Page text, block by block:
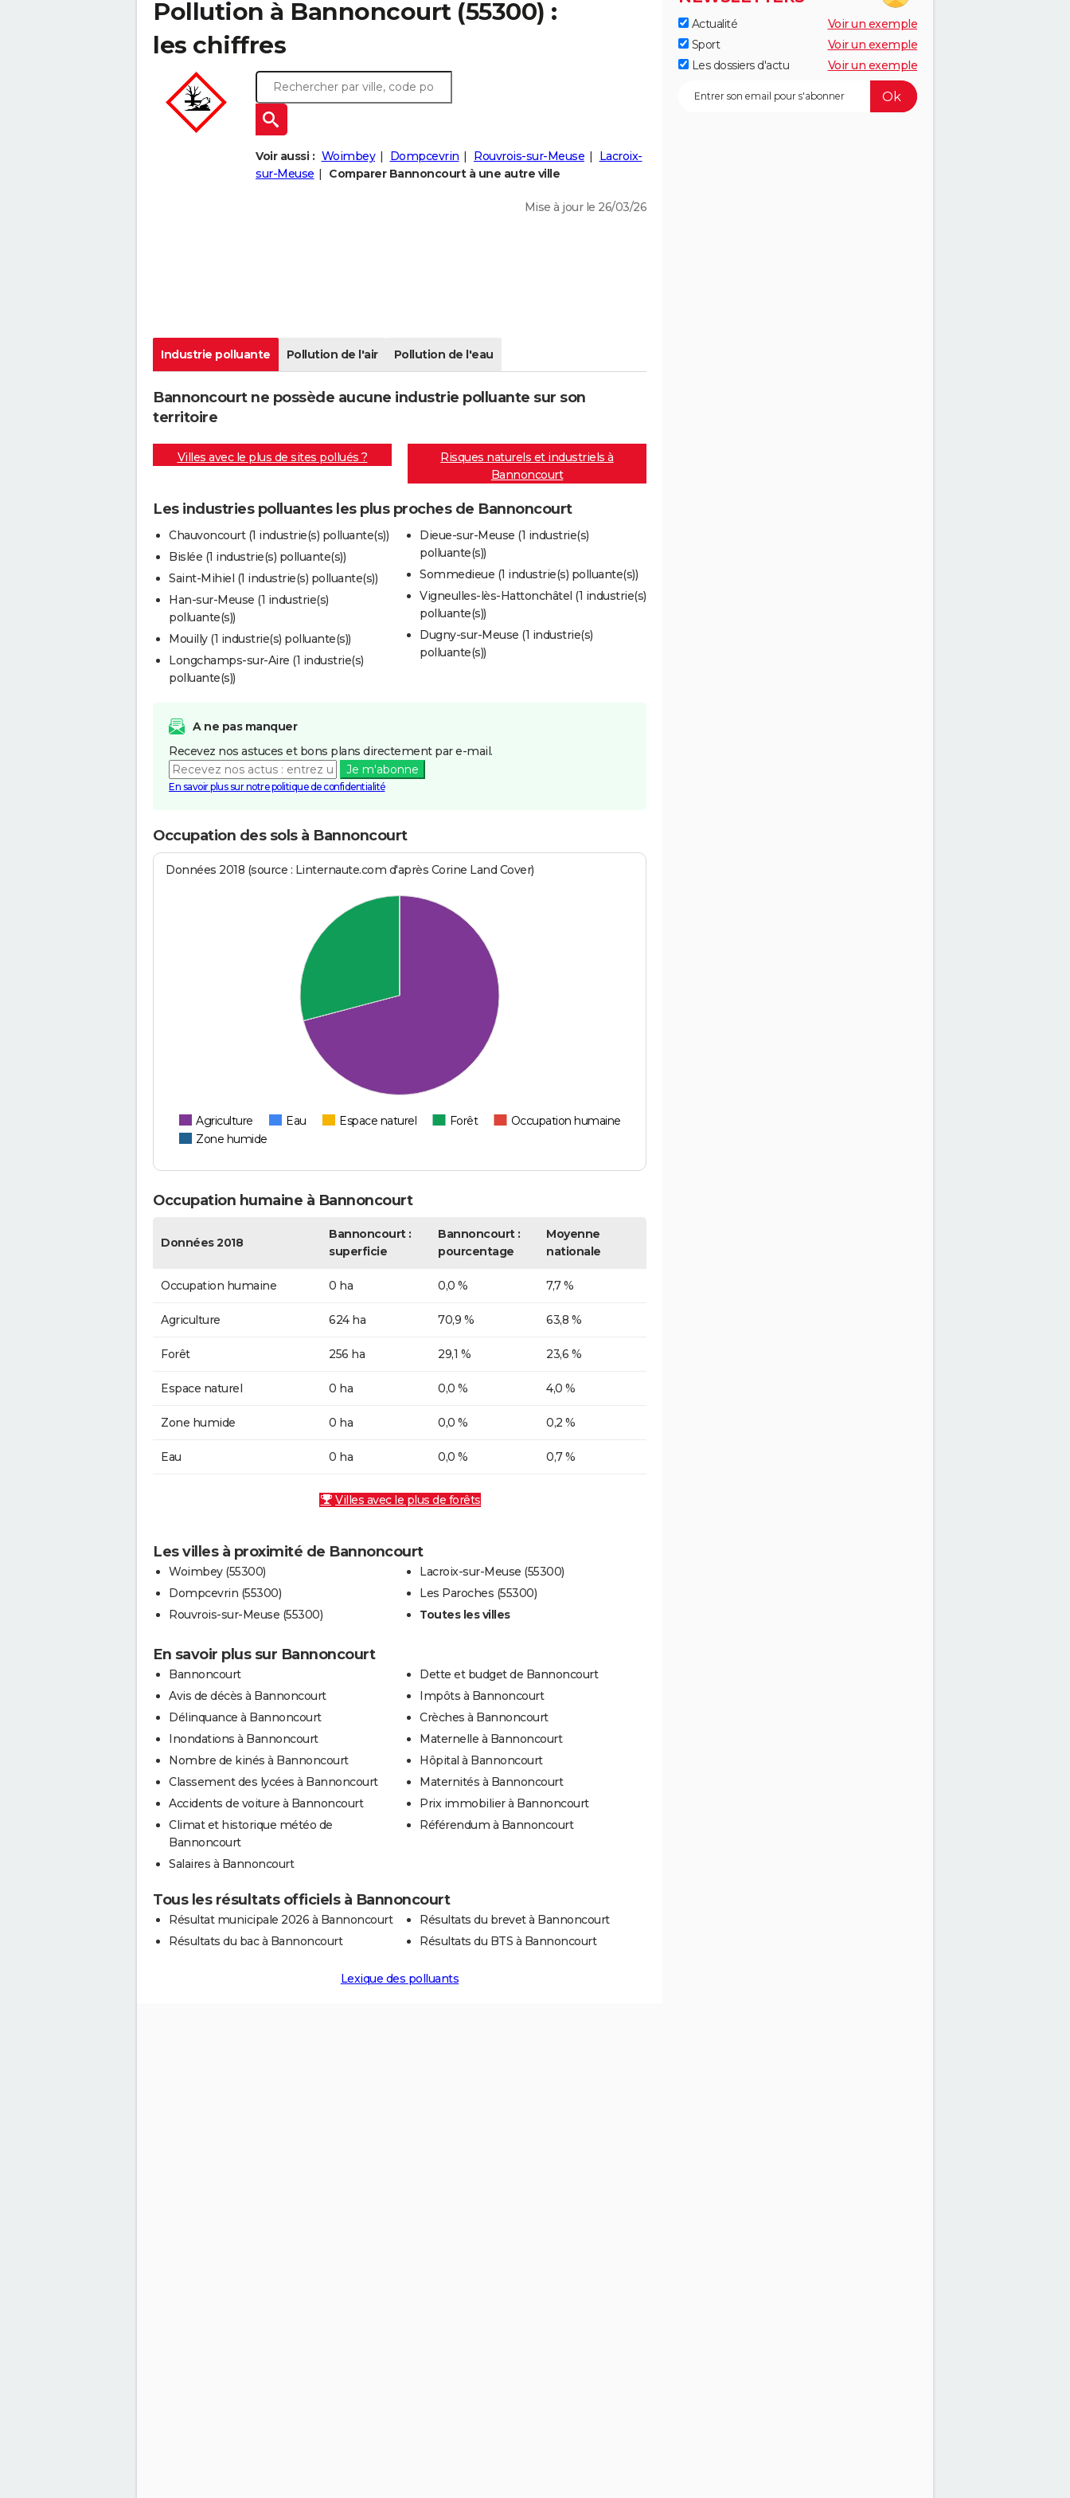
Pollution à Bannoncourt (55300) :
les chiffres
Voir aussi : Woimbey Dompcevrin Rouvrois-sur-Meuse
Lacroix-
sur-Meuse
Comparer Bannoncourt à une autre ville
Mise à jour le 26/03/26
Industrie polluante Pollution de l'air Pollution de l'eau
Bannoncourt ne possède aucune industrie polluante sur son
territoire
Villes avec le plus de sites pollués ?
Risques naturels et industriels à
Bannoncourt
Les industries polluantes les plus proches de Bannoncourt
Chauvoncourt (1 industrie(s) polluante(s))
Bislée (1 industrie(s) polluante(s))
Saint-Mihiel (1 industrie(s) polluante(s))
Han-sur-Meuse (1 industrie(s)
polluante(s))
Mouilly (1 industrie(s) polluante(s))
Longchamps-sur-Aire (1 industrie(s)
polluante(s))
Dieue-sur-Meuse (1 industrie(s)
polluante(s))
Sommedieue (1 industrie(s) polluante(s))
Vigneulles-lès-Hattonchâtel (1 industrie(s)
polluante(s))
Dugny-sur-Meuse (1 industrie(s)
polluante(s))
A ne pas manquer
Recevez nos astuces et bons plans directement par e-mail.
Je m'abonne
En savoir plus sur notre politique de confidentialité
Occupation des sols à Bannoncourt
Données 2018 (source : Linternaute.com d'après Corine Land Cover)
Agriculture Eau Espace naturel Forêt
Occupation humaine
Zone humide
Occupation humaine à Bannoncourt
Données 2018
Bannoncourt :
superficie
Bannoncourt :
pourcentage
Moyenne
nationale
Occupation humaine 0 ha 0,0 % 7,7 %
Agriculture 624 ha 70,9 % 63,8 %
Forêt 256 ha 29,1 % 23,6 %
Espace naturel 0 ha 0,0 % 4,0 %
Zone humide 0 ha 0,0 % 0,2 %
Eau 0 ha 0,0 % 0,7 %
Villes avec le plus de forêts
Les villes à proximité de Bannoncourt
Woimbey (55300)
Dompcevrin (55300)
Rouvrois-sur-Meuse (55300)
Lacroix-sur-Meuse (55300)
Les Paroches (55300)
Toutes les villes
En savoir plus sur Bannoncourt
Bannoncourt
Avis de décès à Bannoncourt
Délinquance à Bannoncourt
Inondations à Bannoncourt
Nombre de kinés à Bannoncourt
Classement des lycées à Bannoncourt
Accidents de voiture à Bannoncourt
Climat et historique météo de
Bannoncourt
Salaires à Bannoncourt
Dette et budget de Bannoncourt
Impôts à Bannoncourt
Crèches à Bannoncourt
Maternelle à Bannoncourt
Hôpital à Bannoncourt
Maternités à Bannoncourt
Prix immobilier à Bannoncourt
Référendum à Bannoncourt
Tous les résultats officiels à Bannoncourt
Résultat municipale 2026 à Bannoncourt
Résultats du bac à Bannoncourt
Résultats du brevet à Bannoncourt
Résultats du BTS à Bannoncourt
Lexique des polluants
Actualité
Voir un exemple
Sport
Voir un exemple
Les dossiers d'actu
Voir un exemple